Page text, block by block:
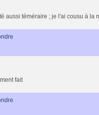
aussi téméraire ; je l'ai cousu à la
fait